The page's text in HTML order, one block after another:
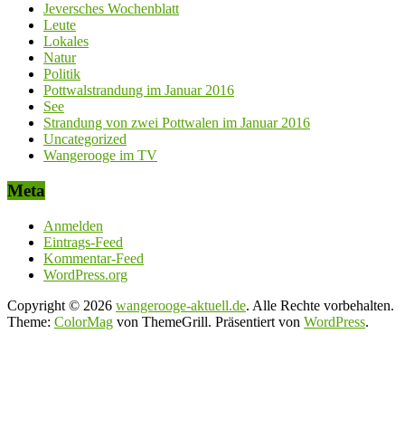
Jeversches Wochenblatt
Leute
Lokales
Natur
Politik
Pottwalstrandung im Januar 2016
See
Strandung von zwei Pottwalen im Januar 2016
Uncategorized
Wangerooge im TV
Meta
Anmelden
Eintrags-Feed
Kommentar-Feed
WordPress.org
Copyright © 2026 wangerooge-aktuell.de. Alle Rechte vorbehalten.
Theme: ColorMag von ThemeGrill. Präsentiert von WordPress.